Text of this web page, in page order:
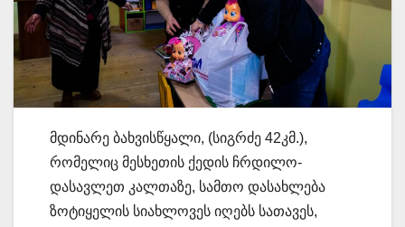
მდინარე ბახვისწყალი, (სიგრძე 42კმ.),
რომელიც მესხეთის ქედის ჩრდილო-
დასავლეთ კალთაზე, სამთო დასახლება
ზოტიყელის სიახლოვეს იღებს სათავეს,